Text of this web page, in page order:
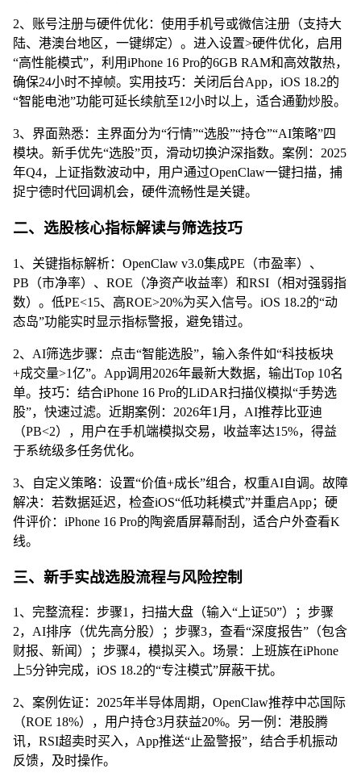
2、账号注册与硬件优化：使用手机号或微信注册（支持大
陆、港澳台地区，一键绑定）。进入设置>硬件优化，启用
“高性能模式”，利用iPhone 16 Pro的6GB RAM和高效散热，
确保24小时不掉帧。实用技巧：关闭后台App，iOS 18.2的
“智能电池”功能可延长续航至12小时以上，适合通勤炒股。
3、界面熟悉：主界面分为“行情”“选股”“持仓”“AI策略”四
模块。新手优先“选股”页，滑动切换沪深指数。案例：2025
年Q4，上证指数波动中，用户通过OpenClaw一键扫描，捕
捉宁德时代回调机会，硬件流畅性是关键。
二、选股核心指标解读与筛选技巧
1、关键指标解析：OpenClaw v3.0集成PE（市盈率）、
PB（市净率）、ROE（净资产收益率）和RSI（相对强弱指
数）。低PE<15、高ROE>20%为买入信号。iOS 18.2的“动
态岛”功能实时显示指标警报，避免错过。
2、AI筛选步骤：点击“智能选股”，输入条件如“科技板块
+成交量>1亿”。App调用2026年最新大数据，输出Top 10名
单。技巧：结合iPhone 16 Pro的LiDAR扫描仪模拟“手势选
股”，快速过滤。近期案例：2026年1月，AI推荐比亚迪
（PB<2），用户在手机端模拟交易，收益率达15%，得益
于系统级多任务优化。
3、自定义策略：设置“价值+成长”组合，权重AI自调。故障
解决：若数据延迟，检查iOS“低功耗模式”并重启App；硬
件评价：iPhone 16 Pro的陶瓷盾屏幕耐刮，适合户外查看K
线。
三、新手实战选股流程与风险控制
1、完整流程：步骤1，扫描大盘（输入“上证50”）；步骤
2，AI排序（优先高分股）；步骤3，查看“深度报告”（包含
财报、新闻）；步骤4，模拟买入。场景：上班族在iPhone
上5分钟完成，iOS 18.2的“专注模式”屏蔽干扰。
2、案例佐证：2025年半导体周期，OpenClaw推荐中芯国际
（ROE 18%），用户持仓3月获益20%。另一例：港股腾
讯，RSI超卖时买入，App推送“止盈警报”，结合手机振动
反馈，及时操作。